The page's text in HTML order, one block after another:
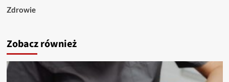
Zdrowie
Zobacz również